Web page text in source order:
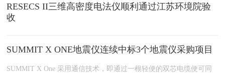
RESECS II三维高密度电法仪顺利通过江苏环境院验
收
SUMMIT X ONE地震仪连续中标3个地震仪采购项目
SUMMIT X One 采用通信技术，即通过一根轻便的双芯电缆便可同